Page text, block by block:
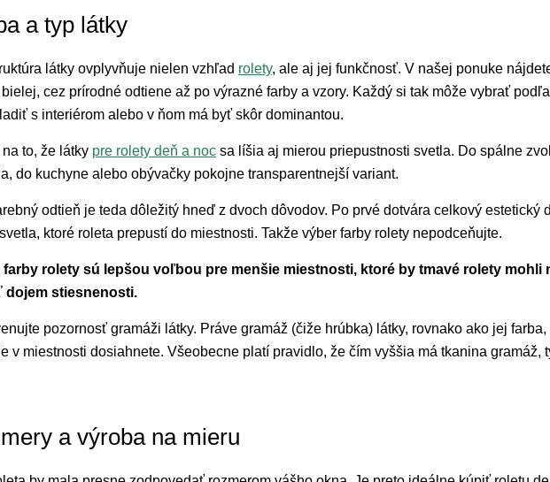
a typ látky
látky ovplyvňuje nielen vzhľad rolety, ale aj jej funkčnosť. V našej ponuke
cez prírodné odtiene až po výrazné farby a vzory. Každý si tak môže vybrať
s interiérom alebo v ňom má byť skôr dominantou.
to, že látky pre rolety deň a noc sa líšia aj mierou priepustnosti svetla. Do spálne
do kuchyne alebo obývačky pokojne transparentnejší variant.
odtieň je teda dôležitý hneď z dvoch dôvodov. Po prvé dotvára celkový estetický
ktoré roleta prepustí do miestnosti. Takže výber farby rolety nepodceňujte.
farby rolety sú lepšou voľbou pre menšie miestnosti, ktoré by tmavé rolety mohli
dojem stiesnenosti.
pozornosť gramáži látky. Práve gramáž (čiže hrúbka) látky, rovnako ako jej
v miestnosti dosiahnete. Všeobecne platí pravidlo, že čím vyššia má tkanina gramáž,
a výroba na mieru